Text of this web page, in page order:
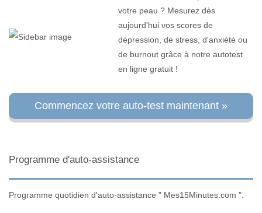
votre peau ? Mesurez dès
aujourd'hui vos scores de
dépression, de stress, d'anxiété ou
de burnout grâce à notre autotest
en ligne gratuit !
Commencez votre auto-test maintenant »
Programme d'auto-assistance
Programme quotidien d'auto-assistance " Mes15Minutes.com ".